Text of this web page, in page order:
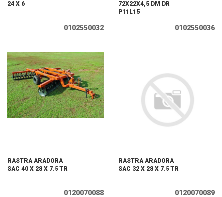
24 X 6
0102550032
72X22X4,5 DM DR
P11L15
0102550036
RASTRA ARADORA
SAC 40 X 28 X 7.5 TR
0120070088
RASTRA ARADORA
SAC 32 X 28 X 7.5 TR
0120070089